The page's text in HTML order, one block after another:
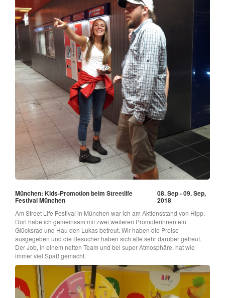
München: Kids-Promotion beim Streetlife
Festival München
08. Sep - 09. Sep,
2018
Am Street Life Festival in München war ich am Aktionsstand von Hipp.
Dort habe ich gemeinsam mit zwei weiteren Promoterinnen ein
Glücksrad und Hau den Lukas betreut. Wir haben die Preise
ausgegeben und die Besucher haben sich alle sehr darüber gefreut.
Der Job, in einem netten Team und bei super Atmosphäre, hat wie
immer viel Spaß gemacht.